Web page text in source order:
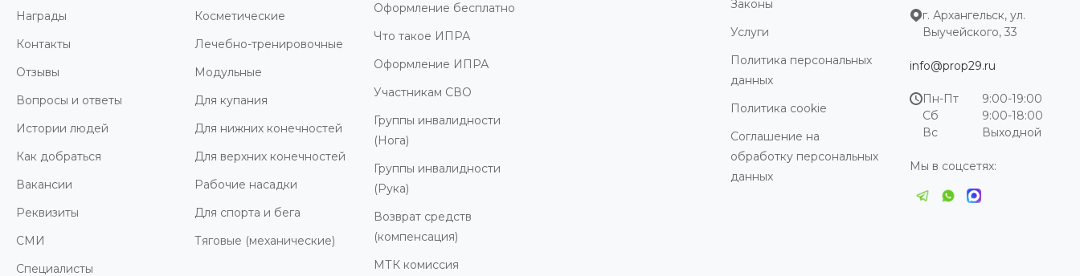
Награды
Контакты
Отзывы
Вопросы и ответы
Истории людей
Как добраться
Вакансии
Реквизиты
СМИ
Специалисты
Косметические
Лечебно-тренировочные
Модульные
Для купания
Для нижних конечностей
Для верхних конечностей
Рабочие насадки
Для спорта и бега
Тяговые (механические)
Оформление бесплатно
Что такое ИПРА
Оформление ИПРА
Участникам СВО
Группы инвалидности
(Нога)
Группы инвалидности
(Рука)
Возврат средств
(компенсация)
МТК комиссия
Законы
Услуги
Политика персональных
данных
Политика cookie
Соглашение на
обработку персональных
данных
г. Архангельск, ул.
Выучейского, 33
info@prop29.ru
Пн-Пт
9:00-19:00
Сб
9:00-18:00
Вс
Выходной
Мы в соцсетях: